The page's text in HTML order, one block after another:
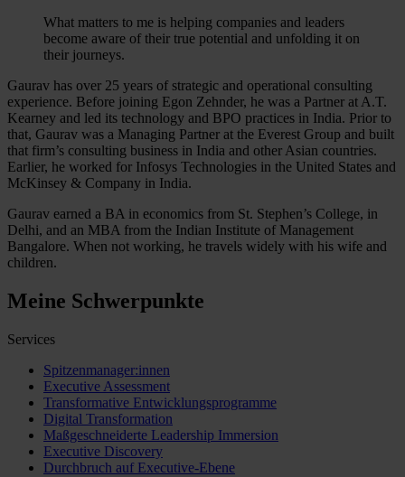
What matters to me is helping companies and leaders
become aware of their true potential and unfolding it on
their journeys.
Gaurav has over 25 years of strategic and operational consulting
experience. Before joining Egon Zehnder, he was a Partner at A.T.
Kearney and led its technology and BPO practices in India. Prior to
that, Gaurav was a Managing Partner at the Everest Group and built
that firm’s consulting business in India and other Asian countries.
Earlier, he worked for Infosys Technologies in the United States and
McKinsey & Company in India.
Gaurav earned a BA in economics from St. Stephen’s College, in
Delhi, and an MBA from the Indian Institute of Management
Bangalore. When not working, he travels widely with his wife and
children.
Meine Schwerpunkte
Services
Spitzenmanager:innen
Executive Assessment
Transformative Entwicklungsprogramme
Digital Transformation
Maßgeschneiderte Leadership Immersion
Executive Discovery
Durchbruch auf Executive-Ebene